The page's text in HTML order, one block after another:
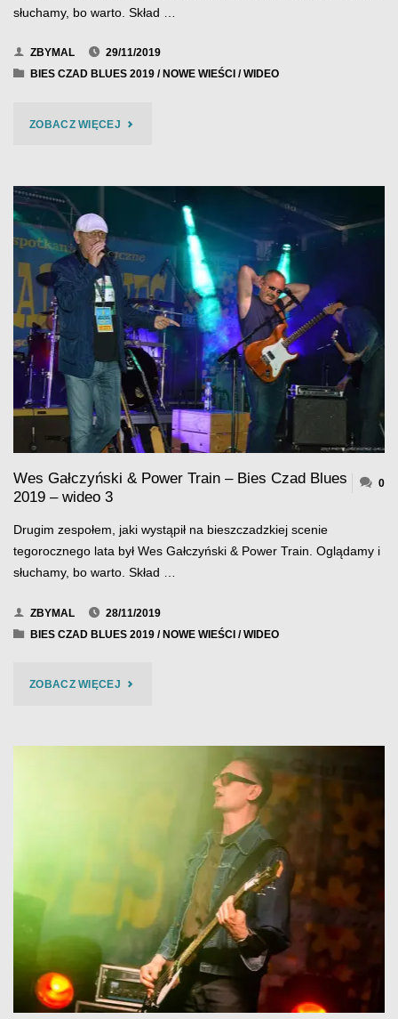
słuchamy, bo warto. Skład …
ZBYMAL
29/11/2019
BIES CZAD BLUES 2019/ NOWE WIEŚCI /WIDEO
ZOBACZ WIĘCEJ"WES
&
TRAIN
–
BIES
CZAD
BLUES
2019
–
4"
Wes Gałczyński & Power Train – Bies Czad Blues
2019 – wideo 3
0
Drugim zespołem, jaki wystąpił na bieszczadzkiej scenie
tegorocznego lata był Wes Gałczyński & Power Train. Oglądamy i
słuchamy, bo warto. Skład …
ZBYMAL
28/11/2019
BIES CZAD BLUES 2019/NOWE WIEŚCI/WIDEO
ZOBACZ WIĘCEJ"WES
BIES
CZAD
BLUES
2019